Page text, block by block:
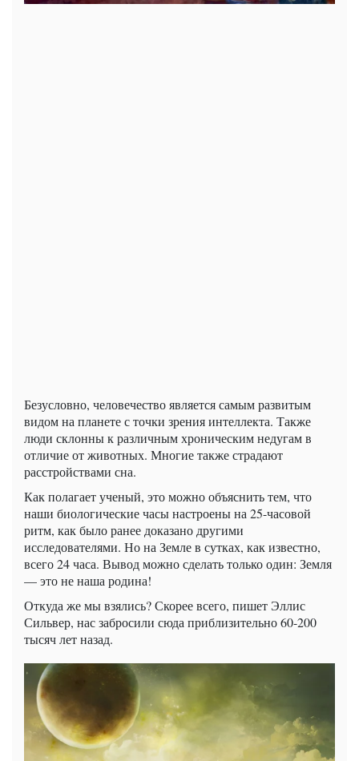
Безусловно, человечество является самым развитым
видом на планете с точки зрения интеллекта. Также
люди склонны к различным хроническим недугам в
отличие от животных. Многие также страдают
расстройствами сна.
Как полагает ученый, это можно объяснить тем, что
наши биологические часы настроены на 25-часовой
ритм, как было ранее доказано другими
исследователями. Но на Земле в сутках, как известно,
всего 24 часа. Вывод можно сделать только один: Земля
— это не наша родина!
Откуда же мы взялись? Скорее всего, пишет Эллис
Сильвер, нас забросили сюда приблизительно 60-200
тысяч лет назад.